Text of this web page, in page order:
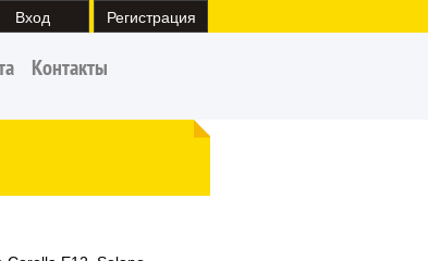
Вход Регистрация
Контакты